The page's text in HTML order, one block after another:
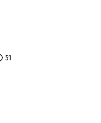
51